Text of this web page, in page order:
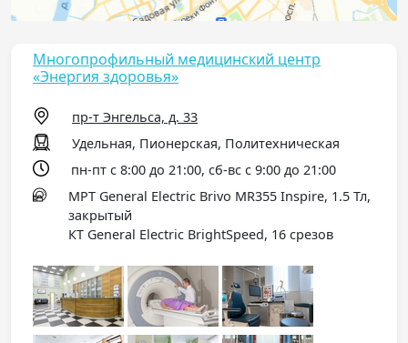
Многопрофильный медицинский центр
«Энергия здоровья»
пр-т Энгельса, д. 33
Удельная, Пионерская, Политехническая
пн-пт с 8:00 до 21:00, сб-вс с 9:00 до 21:00
МРТ General Electric Brivo MR355 Inspire, 1.5 Тл,
закрытый
КТ General Electric BrightSpeed, 16 срезов